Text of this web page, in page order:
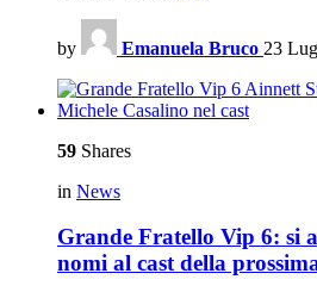
by Emanuela Bruco 23
59 Shares
in News
Grande Fratello Vip 6: si
nomi al cast della